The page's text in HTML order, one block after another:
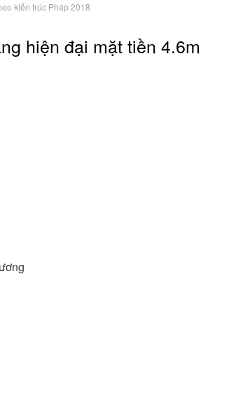
kiến trúc Pháp 2018
hiện đại mặt tiền 4.6m